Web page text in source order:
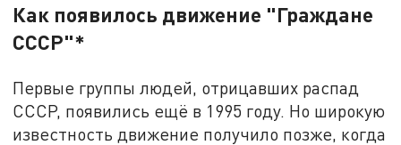
Как появилось движение "Граждане
СССР"*
Первые группы людей, отрицавших распад
СССР, появились ещё в 1995 году. Но широкую
известность движение получило позже, когда